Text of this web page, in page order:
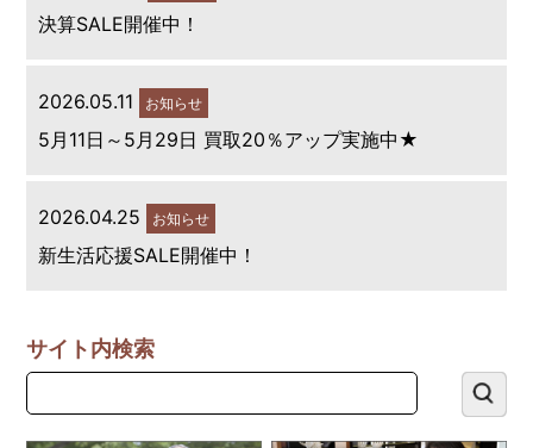
決算SALE開催中！
2026.05.11 お知らせ
5月11日～5月29日 買取20％アップ実施中★
2026.04.25 お知らせ
新生活応援SALE開催中！
サイト内検索